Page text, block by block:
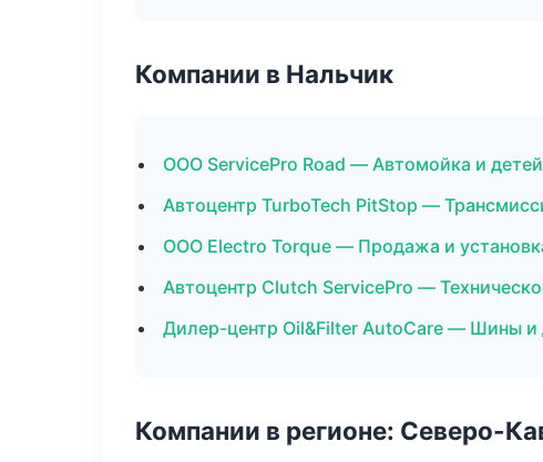
Компании в Нальчик
ООО ServicePro Road — Автомойка и
Автоцентр TurboTech PitStop —
ООО Electro Torque — Продажа и
Автоцентр Clutch ServicePro —
Дилер-центр Oil&Filter AutoCare — Шины и
Компании в регионе: Северо-